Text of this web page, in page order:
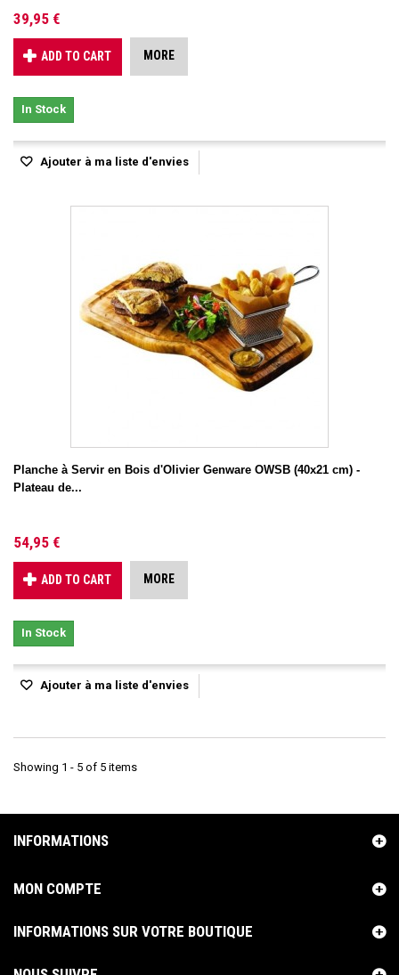
39,95 €
ADD TO CART MORE
In Stock
Ajouter à ma liste d'envies
Planche à Servir en Bois d'Olivier Genware OWSB (40x21 cm) -
Plateau de...
54,95 €
ADD TO CART MORE
In Stock
Ajouter à ma liste d'envies
Showing 1 - 5 of 5 items
INFORMATIONS
MON COMPTE
INFORMATIONS SUR VOTRE BOUTIQUE